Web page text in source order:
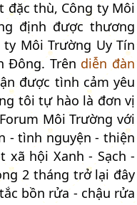
đặc thù, Công ty Môi
định được thương
Môi Trường Uy Tín
Đông. Trên diễn đàn
được tình cảm yêu
tôi tự hào là đơn vị
Môi Trường với
- tình nguyện - thiện
xã hội Xanh - Sạch -
2 tháng trở lại đây
bồn rửa - chậu rửa